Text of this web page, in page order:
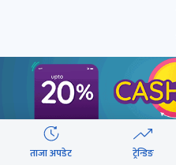
ताजा अपडेट ट्रेन्डिङ
विशेष शृङ्खला
सहकारी संकट विशेष
लघुवित्त संकट विशेष
संसद् विघटन विशेष